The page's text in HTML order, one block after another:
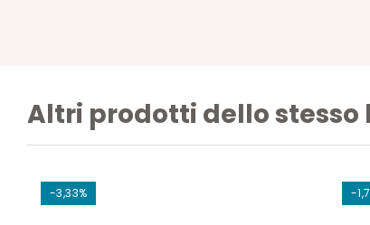
Altri prodotti dello stesso
-3,33% -